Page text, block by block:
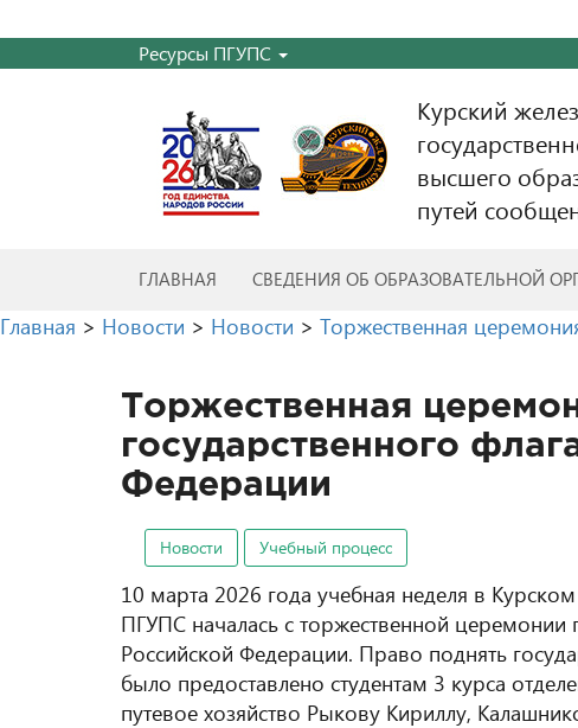
Ресурсы ПГУПС
Курский
высшего
путей
ГЛАВНАЯ СВЕДЕНИЯ ОБ ОБРАЗОВАТЕЛЬНОЙ
Главная > Новости > Новости > Торжественная
Торжественная
государственного
Федерации
Новости Учебный процесс
10 марта 2026 года учебная неделя в
ПГУПС началась с торжественной церемонии
Российской Федерации. Право поднять
было предоставлено студентам 3 курса
путевое хозяйство Рыкову Кириллу,